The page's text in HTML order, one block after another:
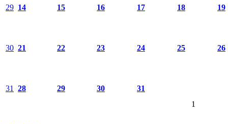
29 14 15 16 17 18 19
30 21 22 23 24 25 26
31 28 29 30
31
1